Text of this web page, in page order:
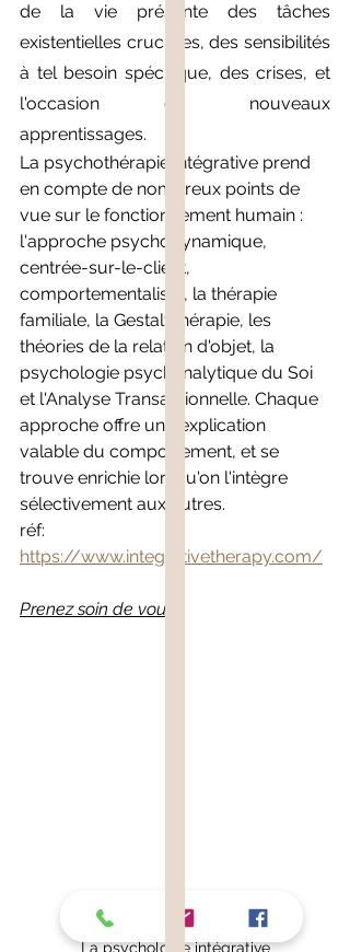
de la vie présente des tâches
existentielles cruciales, des sensibilités
à tel besoin spécifique, des crises, et
l'occasion de nouveaux
apprentissages.
La psychothérapie intégrative prend
en compte de nombreux points de
vue sur le fonctionnement humain :
l'approche psychodynamique,
centrée-sur-le-client,
comportementaliste, la thérapie
familiale, la Gestalt thérapie, les
théories de la relation d'objet, la
psychologie psychanalytique du Soi
et l'Analyse Transactionnelle. Chaque
approche offre une explication
valable du comportement, et se
trouve enrichie lorsqu'on l'intègre
sélectivement aux autres.
réf:
https://www.integrativetherapy.com/
Prenez soin de vous !
La psychologie intégrative